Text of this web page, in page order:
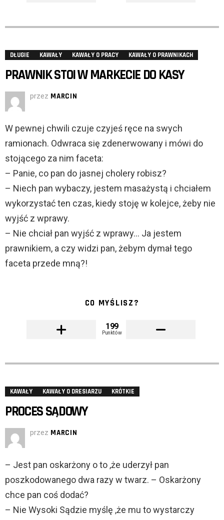
DŁUGIE KAWAŁY KAWAŁY O PRACY KAWAŁY O PRAWNIKACH
PRAWNIK STOI W MARKECIE DO KASY
przez MARCIN
W pewnej chwili czuje czyjeś ręce na swych
ramionach. Odwraca się zdenerwowany i mówi do
stojącego za nim faceta:
– Panie, co pan do jasnej cholery robisz?
– Niech pan wybaczy, jestem masażystą i chciałem
wykorzystać ten czas, kiedy stoję w kolejce, żeby nie
wyjść z wprawy.
– Nie chciał pan wyjść z wprawy… Ja jestem
prawnikiem, a czy widzi pan, żebym dymał tego
faceta przede mną?!
CO MYŚLISZ?
199
Punktów
KAWAŁY KAWAŁY O DRESIARZU KRÓTKIE
PROCES SĄDOWY
przez MARCIN
– Jest pan oskarżony o to ,że uderzył pan
poszkodowanego dwa razy w twarz. – Oskarżony
chce pan coś dodać?
– Nie Wysoki Sądzie myślę ,że mu to wystarczy